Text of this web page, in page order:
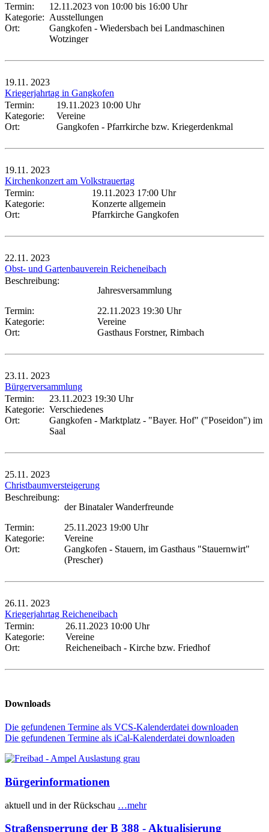
Termin:
12.11.2023 von 10:00 bis 16:00 Uhr
Kategorie: Ausstellungen
Ort:
Gangkofen - Wiedersbach bei Landmaschinen
Wotzinger
19.11. 2023
Kriegerjahrtag in Gangkofen
Termin:
19.11.2023 10:00 Uhr
Kategorie:
Vereine
Ort:
Gangkofen - Pfarrkirche bzw. Kriegerdenkmal
19.11. 2023
Kirchenkonzert am Volkstrauertag
Termin:
19.11.2023 17:00 Uhr
Kategorie:
Konzerte allgemein
Ort:
Pfarrkirche Gangkofen
22.11. 2023
Obst- und Gartenbauverein Reicheneibach
Beschreibung:
Jahresversammlung
Termin:
22.11.2023 19:30 Uhr
Kategorie:
Vereine
Ort:
Gasthaus Forstner, Rimbach
23.11. 2023
Bürgerversammlung
Termin:
23.11.2023 19:30 Uhr
Kategorie: Verschiedenes
Ort:
Gangkofen - Marktplatz - "Bayer. Hof" ("Poseidon") im
Saal
25.11. 2023
Christbaumversteigerung
Beschreibung:
der Binataler Wanderfreunde
Termin:
25.11.2023 19:00 Uhr
Kategorie:
Vereine
Ort:
Gangkofen - Stauern, im Gasthaus "Stauernwirt"
(Prescher)
26.11. 2023
Kriegerjahrtag Reicheneibach
Termin:
26.11.2023 10:00 Uhr
Kategorie:
Vereine
Ort:
Reicheneibach - Kirche bzw. Friedhof
Downloads
Die gefundenen Termine als VCS-Kalenderdatei downloaden
Die gefundenen Termine als iCal-Kalenderdatei downloaden
Bürgerinformationen
aktuell und in der Rückschau …mehr
Straßensperrung der B 388 - Aktualisierung